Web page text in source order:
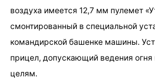
воздуха имеется 12,7 мм пулемет
смонтированный в специальной
командирской башенке машины.
прицел, допускающий ведения
целям.